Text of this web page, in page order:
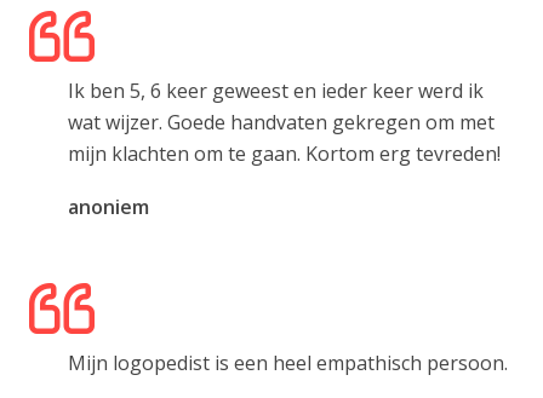
Ik ben 5, 6 keer geweest en ieder keer werd ik
wat wijzer. Goede handvaten gekregen om met
mijn klachten om te gaan. Kortom erg tevreden!
anoniem
Mijn logopedist is een heel empathisch persoon.